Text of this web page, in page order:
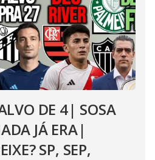
DE 4| SOSA
JÁ ERA|
SP, SEP,